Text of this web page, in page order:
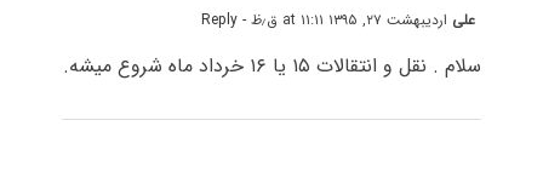
علی اردیبهشت ۲۷, ۱۳۹۵ at ۱۱:۱۱ ق٫ظ - Reply
سلام . نقل و انتقالات ۱۵ یا ۱۶ خرداد ماه شروع میشه.